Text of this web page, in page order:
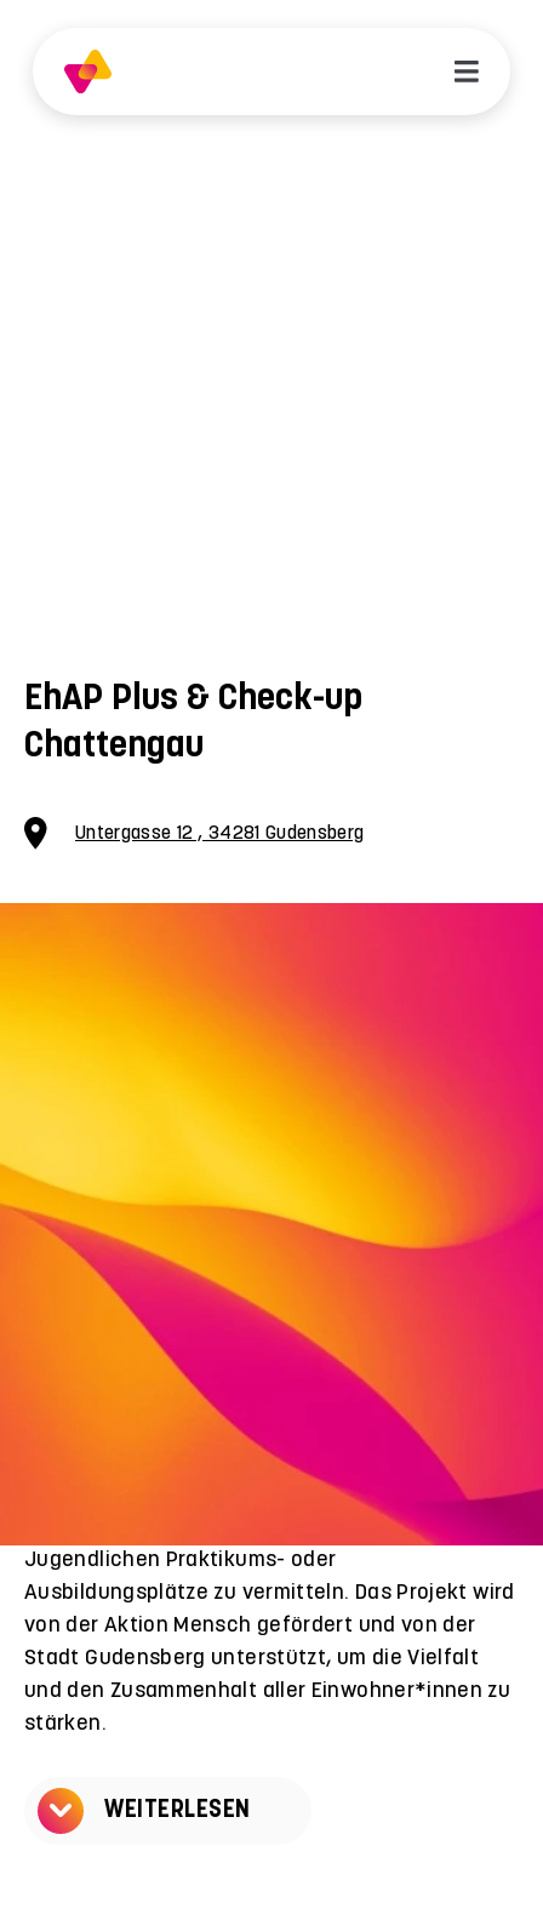
EhAP Plus & Check-up
Chattengau
Untergasse 12 , 34281 Gudensberg
Lebenssituation der Jugendlichen aus der Roma-
Gemeinschaft im Schwalm-Eder-Kreis nachhaltig
zu verbessern und sie zu unterstützen. Sie sollen
die Chance erhalten, all die Möglichkeiten
kennenzulernen, die die Zukunft für sie
Daneben sollen zugleich Vorurteile in der
Stadtgesellschaft abgebaut und Vertrauen
geschaffen werden – indem z.B. Kontakte zum
örtlichen Gewerbe geknüpft werden, um den
Jugendlichen Praktikums- oder
Ausbildungsplätze zu vermitteln. Das Projekt wird
von der Aktion Mensch gefördert und von der
Stadt Gudensberg unterstützt, um die Vielfalt
und den Zusammenhalt aller Einwohner*innen zu
stärken.
WEITERLESEN